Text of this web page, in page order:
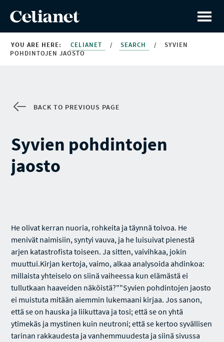
YOU ARE HERE: CELIANET / SEARCH /
SYVIEN
POHDINTOJEN JAOSTO
BACK TO PREVIOUS PAGE
Syvien pohdintojen
jaosto
He olivat kerran nuoria, rohkeita ja täynnä toivoa. He
menivät naimisiin, syntyi vauva, ja he luisuivat pienestä
arjen katastrofista toiseen. Ja sitten, vaivihkaa, jokin
muuttui.Kirjan kertoja, vaimo, alkaa analysoida ahdinkoa:
millaista yhteiselo on siinä vaiheessa kun elämästä ei
tullutkaan haaveiden näköistä?""Syvien pohdintojen jaosto
ei muistuta mitään aiemmin lukemaani kirjaa. Jos sanon,
että se on hauska ja liikuttava ja tosi; että se on yhtä
ytimekäs ja mystinen kuin neutroni; että se kertoo syvällisen
tarinan rakkaudesta ja vanhemmuudesta ja siinä sivussa